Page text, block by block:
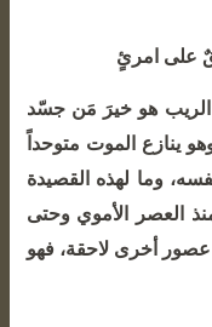
امرئٍ
الريب هو خيرَ مَن جسّد
ينازع الموت متوحداً
وما لهذه القصيدة
العصر الأموي وحتى
أخرى لاحقة، فهو